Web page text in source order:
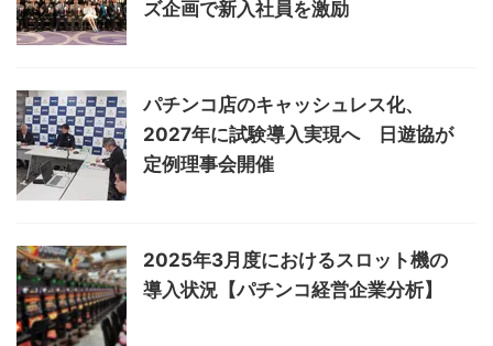
ズ企画で新入社員を激励
パチンコ店のキャッシュレス化、
2027年に試験導入実現へ 日遊協が
定例理事会開催
2025年3月度におけるスロット機の
導入状況【パチンコ経営企業分析】